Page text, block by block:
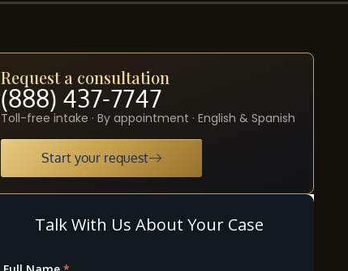
Request a consultation
(888) 437-7747
Toll-free intake · By appointment · English & Spanish
Start your request